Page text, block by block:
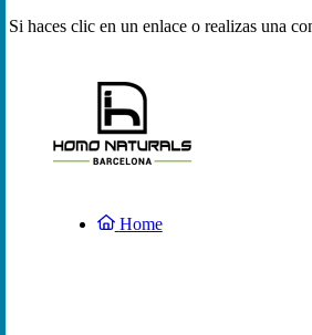
Si haces clic en un enlace o realizas una
Home